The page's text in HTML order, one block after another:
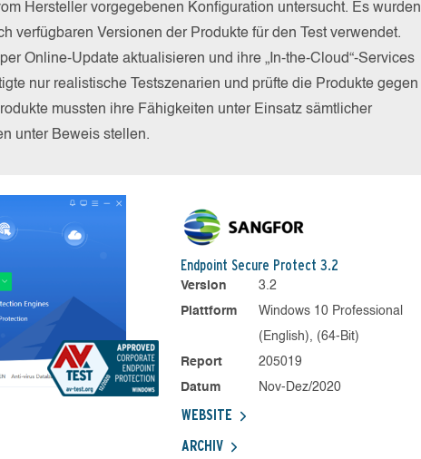
Hersteller vorgegebenen Konfiguration untersucht. Es wurden
verfügbaren Versionen der Produkte für den Test verwendet.
Online-Update aktualisieren und ihre „In-the-Cloud“-Services
nur realistische Testszenarien und prüfte die Produkte gegen
mussten ihre Fähigkeiten unter Einsatz sämtlicher
unter Beweis stellen.
Endpoint Secure Protect 3.2
Version
3.2
Plattform
Windows 10 Professional
(English), (64-Bit)
Report
205019
Datum
Nov-Dez/2020
WEBSITE
ARCHIV